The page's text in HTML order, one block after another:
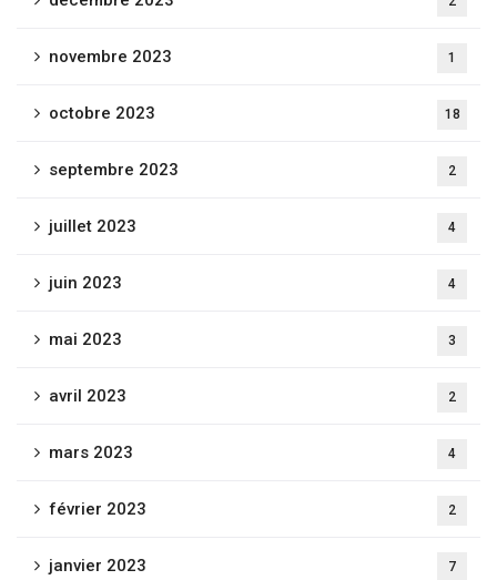
novembre 2023 1
octobre 2023 18
septembre 2023 2
juillet 2023 4
juin 2023 4
mai 2023 3
avril 2023 2
mars 2023 4
février 2023 2
janvier 2023 7